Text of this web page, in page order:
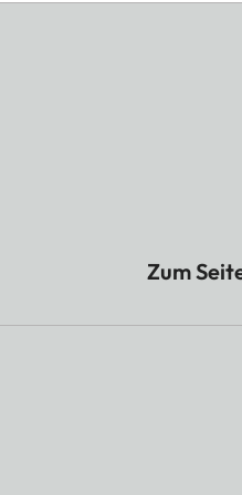
Zum